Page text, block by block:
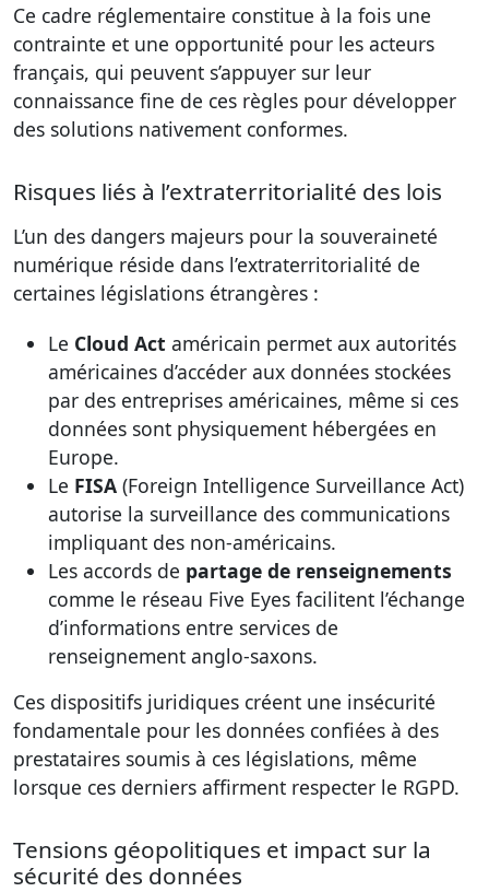
Ce cadre réglementaire constitue à la fois une
contrainte et une opportunité pour les acteurs
français, qui peuvent s’appuyer sur leur
connaissance fine de ces règles pour développer
des solutions nativement conformes.
Risques liés à l’extraterritorialité des lois
L’un des dangers majeurs pour la souveraineté
numérique réside dans l’extraterritorialité de
certaines législations étrangères :
Le Cloud Act américain permet aux autorités
américaines d’accéder aux données stockées
par des entreprises américaines, même si ces
données sont physiquement hébergées en
Europe.
Le FISA (Foreign Intelligence Surveillance Act)
autorise la surveillance des communications
impliquant des non-américains.
Les accords de partage de renseignements
comme le réseau Five Eyes facilitent l’échange
d’informations entre services de
renseignement anglo-saxons.
Ces dispositifs juridiques créent une insécurité
fondamentale pour les données confiées à des
prestataires soumis à ces législations, même
lorsque ces derniers affirment respecter le RGPD.
Tensions géopolitiques et impact sur la
sécurité des données